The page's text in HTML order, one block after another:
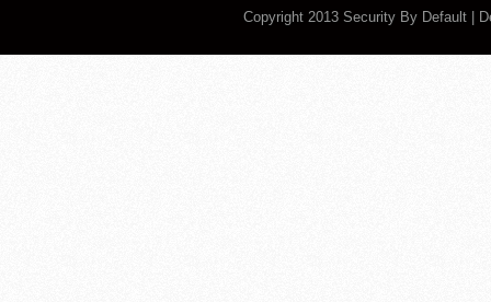
Copyright 2013 Security By Default |